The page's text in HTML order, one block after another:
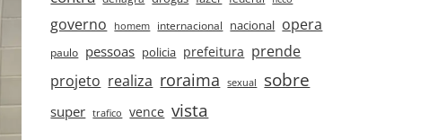
governo homem internacional nacional opera
paulo pessoas policia prefeitura prende
projeto realiza roraima sexual sobre
super trafico vence vista